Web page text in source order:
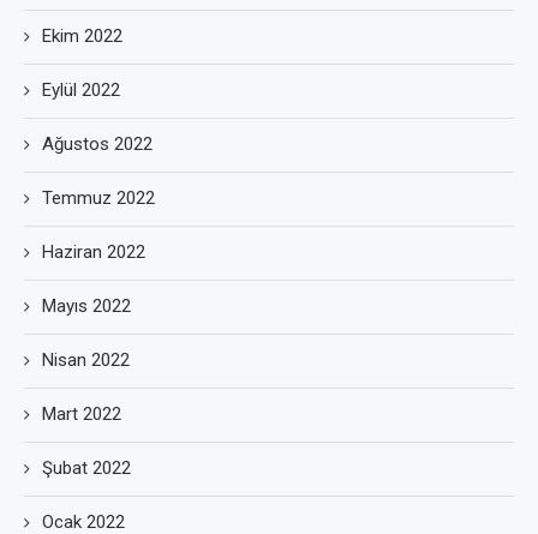
Ekim 2022
Eylül 2022
Ağustos 2022
Temmuz 2022
Haziran 2022
Mayıs 2022
Nisan 2022
Mart 2022
Şubat 2022
Ocak 2022